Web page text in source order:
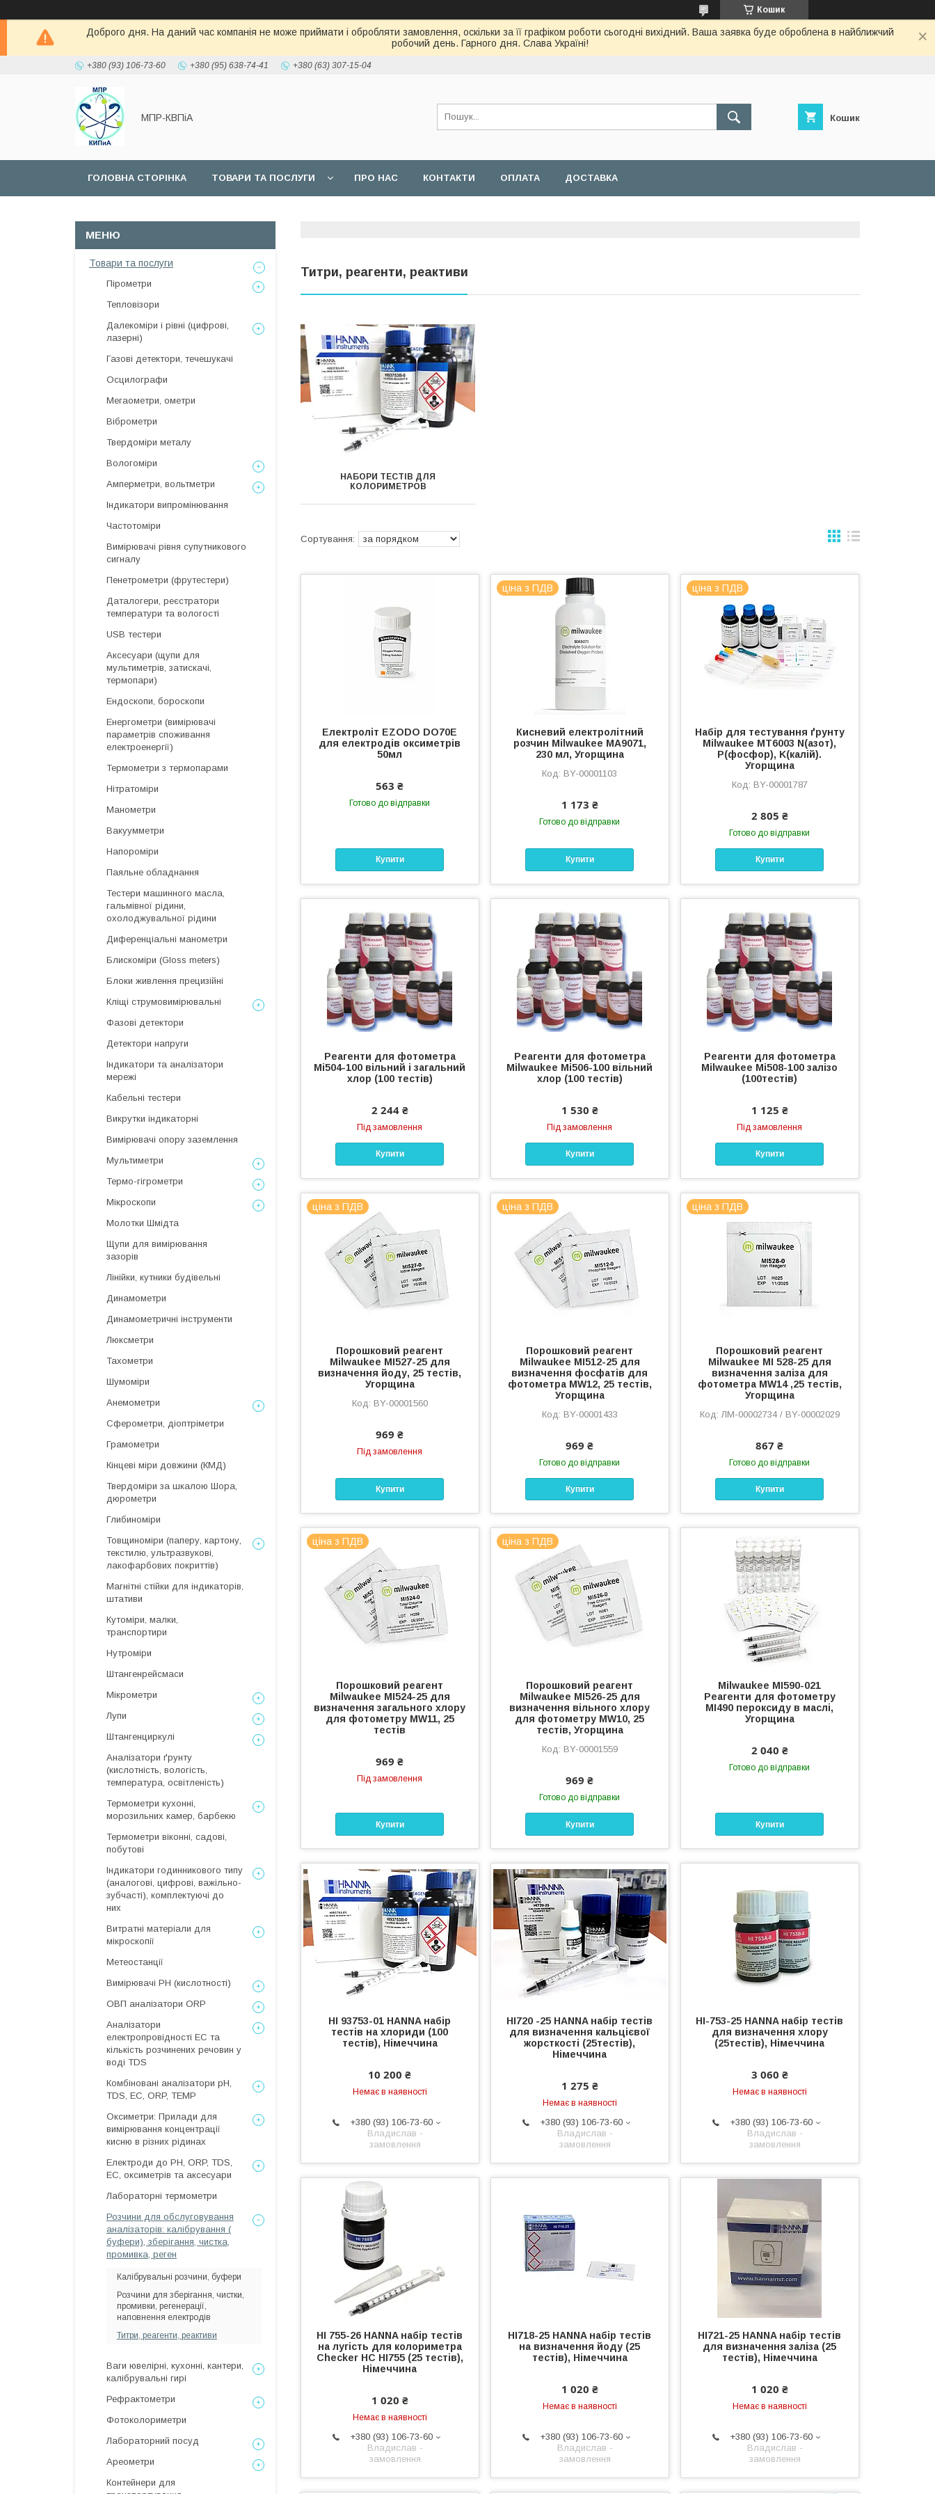
Кошик
Доброго дня. На даний час компанія не може приймати і обробляти замовлення, оскільки за її графіком роботи сьогодні вихідний. Ваша заявка буде оброблена в найближчий
робочий день. Гарного дня. Слава Україні!
+380 (93) 106-73-60 +380 (95) 638-74-41 +380 (63) 307-15-04
МПР-КВПіА Кошик
ГОЛОВНА СТОРІНКА ТОВАРИ ТА ПОСЛУГИ ПРО НАС КОНТАКТИ ОПЛАТА ДОСТАВКА
Титри, реагенти, реактиви
НАБОРИ ТЕСТІВ ДЛЯ
КОЛОРИМЕТРОВ
Електроліт EZODO DO70E
для електродів оксиметрів
50мл
563 ₴
Готово до відправки
Купити
ціна з ПДВ
Кисневий електролітний
розчин Milwaukee MA9071,
230 мл, Угорщина
BY-00001103
1 173 ₴
Готово до відправки
Купити
ціна з ПДВ
Набір для тестування ґрунту
Milwaukee MT6003 N(азот),
P(фосфор), K(калій).
Угорщина
BY-00001787
2 805 ₴
Готово до відправки
Купити
Реагенти для фотометра
Mi504-100 вільний і загальний
хлор (100 тестів)
2 244 ₴
Під замовлення
Купити
Реагенти для фотометра
Milwaukee Mi506-100 вільний
хлор (100 тестів)
1 530 ₴
Під замовлення
Купити
Реагенти для фотометра
Milwaukee Mi508-100 залізо
(100тестів)
1 125 ₴
Під замовлення
Купити
ціна з ПДВ
Порошковий реагент
Milwaukee MI527-25 для
визначення йоду, 25 тестів,
Угорщина
BY-00001560
969 ₴
Під замовлення
Купити
ціна з ПДВ
Порошковий реагент
Milwaukee MI512-25 для
визначення фосфатів для
фотометра MW12, 25 тестів,
Угорщина
BY-00001433
969 ₴
Готово до відправки
Купити
ціна з ПДВ
Порошковий реагент
Milwaukee MI 528-25 для
визначення заліза для
фотометра MW14 ,25 тестів,
Угорщина
ЛМ-00002734 / BY-00002029
867 ₴
Готово до відправки
Купити
ціна з ПДВ
Порошковий реагент
Milwaukee MI524-25 для
визначення загального хлору
для фотометру MW11, 25
тестів
969 ₴
Під замовлення
Купити
ціна з ПДВ
Порошковий реагент
Milwaukee MI526-25 для
визначення вільного хлору
для фотометру MW10, 25
тестів, Угорщина
BY-00001559
969 ₴
Готово до відправки
Купити
Milwaukee MI590-021
Реагенти для фотометру
MI490 пероксиду в маслі,
Угорщина
2 040 ₴
Готово до відправки
Купити
HI 93753-01 НANNA набір
тестів на хлориди (100
тестів), Німеччина
10 200 ₴
Немає в наявності
+380 (93) 106-73-60
Владислав -
замовлення
HI720 -25 HANNA набір тестів
для визначення кальцієвої
жорсткості (25тестів),
Німеччина
1 275 ₴
Немає в наявності
+380 (93) 106-73-60
Владислав -
замовлення
HI-753-25 HANNA набір тестів
для визначення хлору
(25тестів), Німеччина
3 060 ₴
Немає в наявності
+380 (93) 106-73-60
Владислав -
замовлення
HI 755-26 HANNA набір тестів
на лугість для колориметра
Checker HC HI755 (25 тестів),
Німеччина
1 020 ₴
Немає в наявності
+380 (93) 106-73-60
Владислав -
замовлення
HI718-25 HANNA набір тестів
на визначення йоду (25
тестів), Німеччина
1 020 ₴
Немає в наявності
+380 (93) 106-73-60
Владислав -
замовлення
HI721-25 HANNA набір тестів
для визначення заліза (25
тестів), Німеччина
1 020 ₴
Немає в наявності
+380 (93) 106-73-60
Владислав -
замовлення
Товари та послуги
Пірометри
Тепловізори
Далекоміри і рівні (цифрові,
лазерні)
Газові детектори, течешукачі
Осцилографи
Мегаометри, ометри
Віброметри
Твердоміри металу
Вологоміри
Амперметри, вольтметри
Індикатори випромінювання
Частотоміри
Вимірювачі рівня супутникового
сигналу
Пенетрометри (фрутестери)
Даталогери, реєстратори
температури та вологості
USB тестери
Аксесуари (щупи для
мультиметрів, затискачі,
термопари)
Ендоскопи, бороскопи
Енергометри (вимірювачі
параметрів споживання
електроенергії)
Термометри з термопарами
Нітратоміри
Манометри
Вакуумметри
Напороміри
Паяльне обладнання
Тестери машинного масла,
гальмівної рідини,
охолоджувальної рідини
Диференціальні манометри
Блискоміри (Gloss meters)
Блоки живлення прецизійні
Кліщі струмовимірювальні
Фазові детектори
Детектори напруги
Індикатори та аналізатори
мережі
Кабельні тестери
Викрутки індикаторні
Вимірювачі опору заземлення
Мультиметри
Термо-гігрометри
Мікроскопи
Молотки Шмідта
Щупи для вимірювання
зазорів
Лінійки, кутники будівельні
Динамометри
Динамометричні інструменти
Люксметри
Тахометри
Шумоміри
Анемометри
Сферометри, діоптріметри
Грамометри
Кінцеві міри довжини (КМД)
Твердоміри за шкалою Шора,
дюрометри
Глибиноміри
Товщиноміри (паперу, картону,
текстилю, ультразвукові,
лакофарбових покриттів)
Магнітні стійки для індикаторів,
штативи
Кутоміри, малки,
транспортири
Нутроміри
Штангенрейсмаси
Мікрометри
Лупи
Штангенциркулі
Аналізатори ґрунту
(кислотність, вологість,
температура, освітленість)
Термометри кухонні,
морозильних камер, барбекю
Термометри віконні, садові,
побутові
Індикатори годинникового типу
(аналогові, цифрові, важільно-
зубчасті), комплектуючі до
них
Витратні матеріали для
мікроскопії
Метеостанції
Вимірювачі РН (кислотності)
ОВП аналізатори ORP
Аналізатори
електропровідності EC та
кількість розчинених речовин у
воді TDS
Комбіновані аналізатори pH,
TDS, EC, ORP, TEMP
Оксиметри: Прилади для
вимірювання концентрації
кисню в різних рідинах
Електроди до PH, ORP, TDS,
EC, оксиметрів та аксесуари
Лабораторні термометри
Розчини для обслуговування
аналізаторів: калібрування (
буфери), зберігання, чистка,
промивка, реген
Калібрувальні розчини, буфери
Розчини для зберігання, чистки,
промивки, регенерації,
наповнення електродів
Титри, реагенти, реактиви
Ваги ювелірні, кухонні, кантери,
калібрувальні гирі
Рефрактометри
Фотоколориметри
Лабораторний посуд
Ареометри
Контейнери для